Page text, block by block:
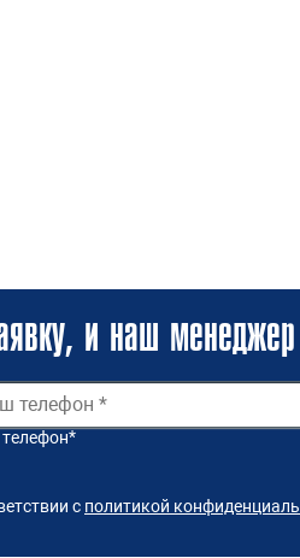
и наш
*
с политикой